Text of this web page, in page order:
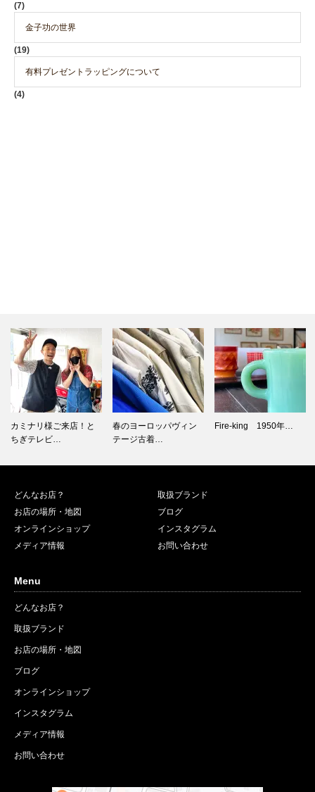
(7)
金子功の世界
(19)
有料プレゼントラッピングについて
(4)
カミナリ様ご来店！と
ちぎテレビ…
春のヨーロッパヴィン
テージ古着…
Fire-king 1950年…
どんなお店？
取扱ブランド
お店の場所・地図
ブログ
オンラインショップ
インスタグラム
メディア情報
お問い合わせ
Menu
どんなお店？
取扱ブランド
お店の場所・地図
ブログ
オンラインショップ
インスタグラム
メディア情報
お問い合わせ